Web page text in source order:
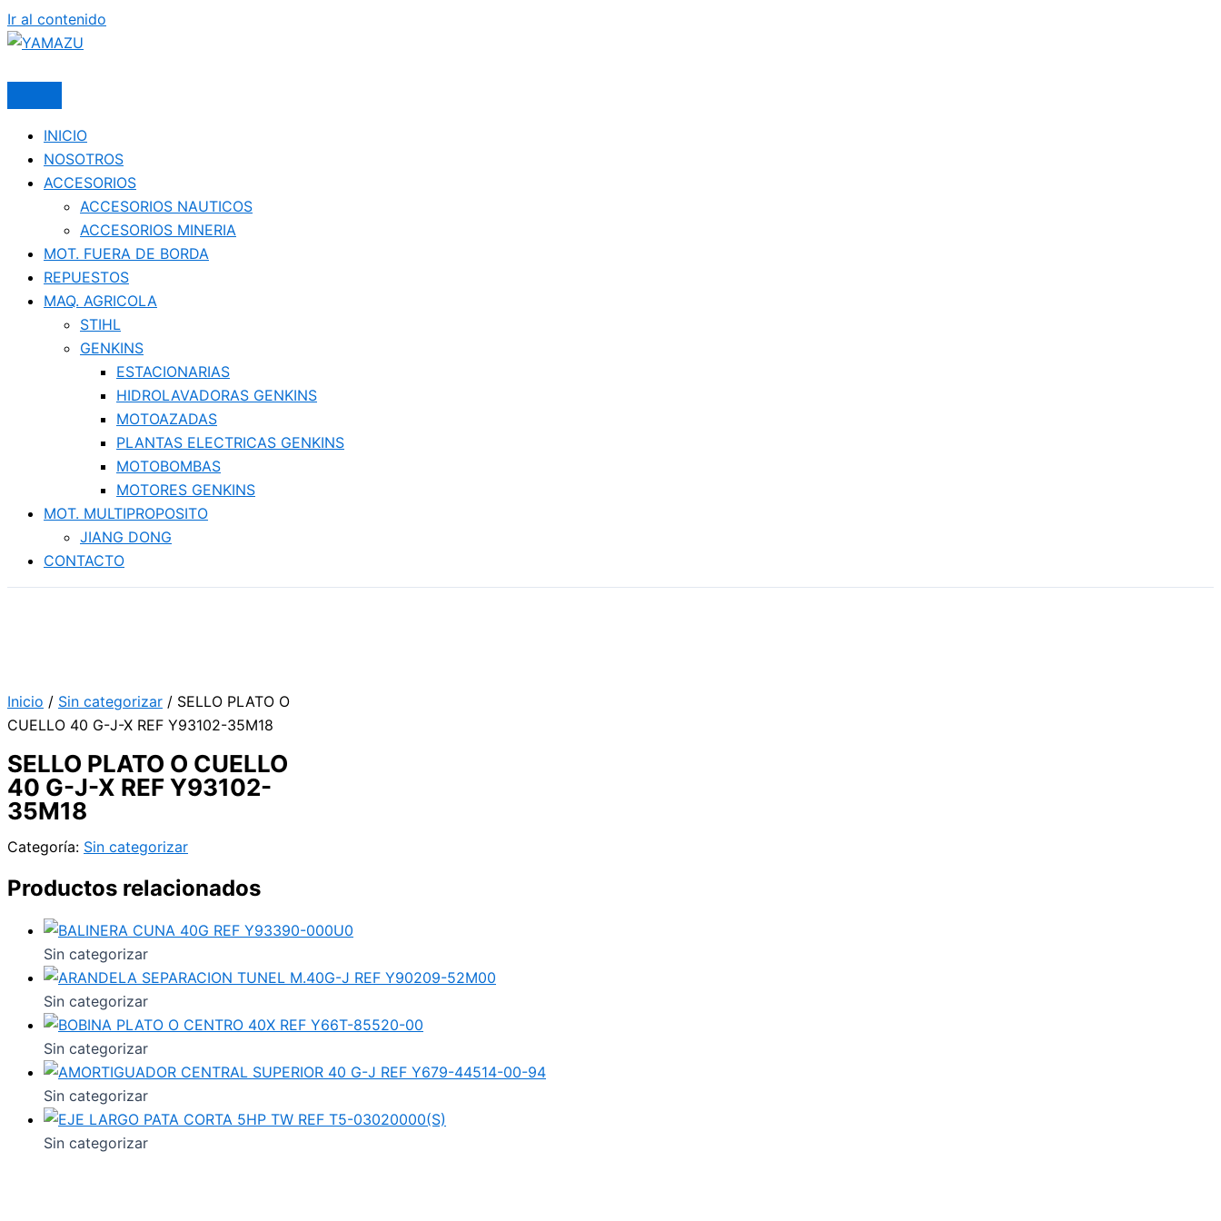
Ir al contenido
INICIO
NOSOTROS
ACCESORIOS
ACCESORIOS NAUTICOS
ACCESORIOS MINERIA
MOT. FUERA DE BORDA
REPUESTOS
MAQ. AGRICOLA
STIHL
GENKINS
ESTACIONARIAS
HIDROLAVADORAS GENKINS
MOTOAZADAS
PLANTAS ELECTRICAS GENKINS
MOTOBOMBAS
MOTORES GENKINS
MOT. MULTIPROPOSITO
JIANG DONG
CONTACTO
Inicio / Sin categorizar / SELLO PLATO O
CUELLO 40 G-J-X REF Y93102-35M18
SELLO PLATO O CUELLO
40 G-J-X REF Y93102-
35M18
Categoría: Sin categorizar
Productos relacionados
Sin categorizar
Sin categorizar
Sin categorizar
Sin categorizar
Sin categorizar